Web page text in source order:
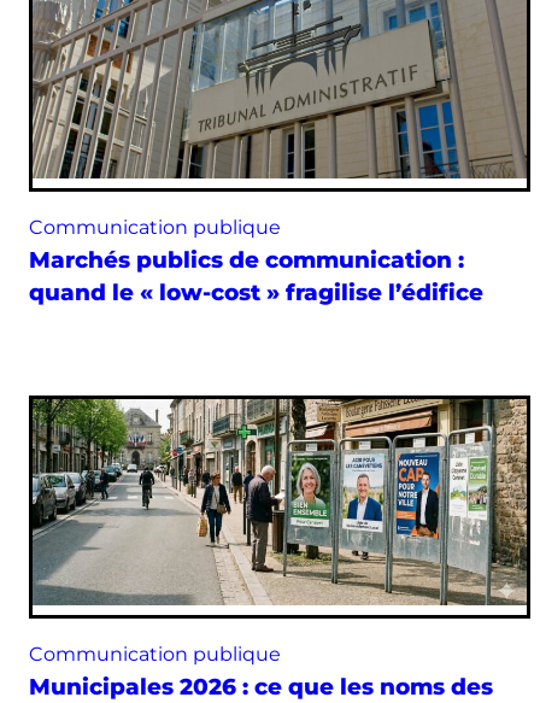
Communication publique
Marchés publics de communication :
quand le « low-cost » fragilise l’édifice
Communication publique
Municipales 2026 : ce que les noms des